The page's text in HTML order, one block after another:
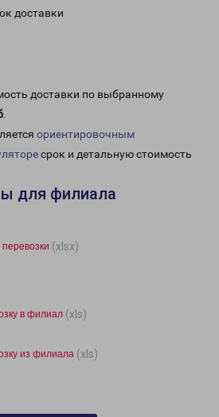
доставки
доставки по выбранному
.
ориентировочным
срок и детальную стоимость
для филиала
(xlsx)
в филиал (xls)
из филиала (xls)